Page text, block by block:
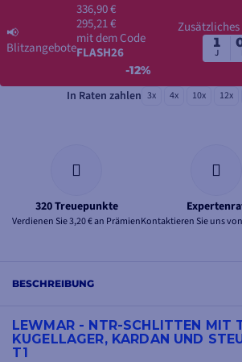
📢
Blitzangebote
336,90 €
295,21 €
mit dem Code
FLASH26
-12%
1
J
In Raten zahlen 3x 4x 10x 12x
320 Treuepunkte
Verdienen Sie 3,20 € an PrämienKontaktieren Sie uns
BESCHREIBUNG
LEWMAR - NTR-SCHLITTEN MIT
KUGELLAGER, KARDAN UND
T1